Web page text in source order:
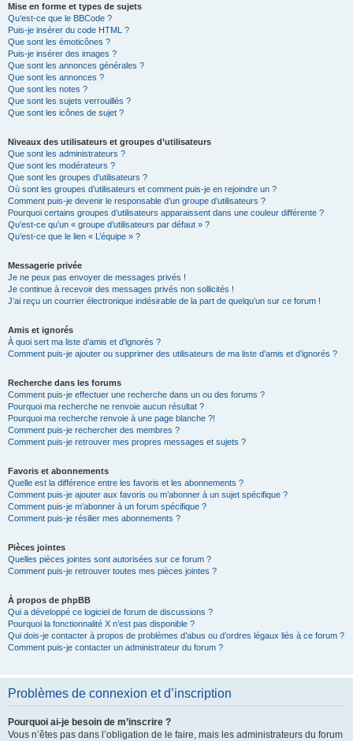
Mise en forme et types de sujets
Qu’est-ce que le BBCode ?
Puis-je insérer du code HTML ?
Que sont les émoticônes ?
Puis-je insérer des images ?
Que sont les annonces générales ?
Que sont les annonces ?
Que sont les notes ?
Que sont les sujets verrouillés ?
Que sont les icônes de sujet ?
Niveaux des utilisateurs et groupes d’utilisateurs
Que sont les administrateurs ?
Que sont les modérateurs ?
Que sont les groupes d’utilisateurs ?
Où sont les groupes d’utilisateurs et comment puis-je en rejoindre un ?
Comment puis-je devenir le responsable d’un groupe d’utilisateurs ?
Pourquoi certains groupes d’utilisateurs apparaissent dans une couleur différente ?
Qu’est-ce qu’un « groupe d’utilisateurs par défaut » ?
Qu’est-ce que le lien « L’équipe » ?
Messagerie privée
Je ne peux pas envoyer de messages privés !
Je continue à recevoir des messages privés non sollicités !
J’ai reçu un courrier électronique indésirable de la part de quelqu’un sur ce forum !
Amis et ignorés
À quoi sert ma liste d’amis et d’ignorés ?
Comment puis-je ajouter ou supprimer des utilisateurs de ma liste d’amis et d’ignorés ?
Recherche dans les forums
Comment puis-je effectuer une recherche dans un ou des forums ?
Pourquoi ma recherche ne renvoie aucun résultat ?
Pourquoi ma recherche renvoie à une page blanche ?!
Comment puis-je rechercher des membres ?
Comment puis-je retrouver mes propres messages et sujets ?
Favoris et abonnements
Quelle est la différence entre les favoris et les abonnements ?
Comment puis-je ajouter aux favoris ou m’abonner à un sujet spécifique ?
Comment puis-je m’abonner à un forum spécifique ?
Comment puis-je résilier mes abonnements ?
Pièces jointes
Quelles pièces jointes sont autorisées sur ce forum ?
Comment puis-je retrouver toutes mes pièces jointes ?
À propos de phpBB
Qui a développé ce logiciel de forum de discussions ?
Pourquoi la fonctionnalité X n’est pas disponible ?
Qui dois-je contacter à propos de problèmes d’abus ou d’ordres légaux liés à ce forum ?
Comment puis-je contacter un administrateur du forum ?
Problèmes de connexion et d’inscription
Pourquoi ai-je besoin de m’inscrire ?
Vous n’êtes pas dans l’obligation de le faire, mais les administrateurs du forum